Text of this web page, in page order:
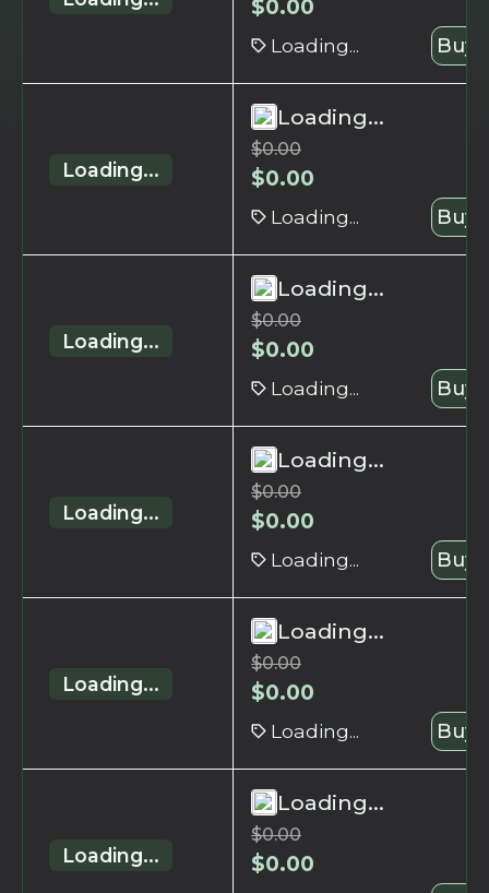
$0.00
Loading... Buy
Loading...
Loading...
$0.00
$0.00
Loading... Buy
Loading...
Loading...
$0.00
$0.00
Loading... Buy
Loading...
Loading...
$0.00
$0.00
Loading... Buy
Loading...
Loading...
$0.00
$0.00
Loading... Buy
Loading...
Loading...
$0.00
$0.00